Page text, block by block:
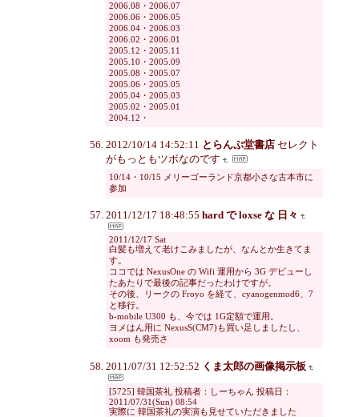
2006.08・2006.07
2006.06・2006.05
2006.04・2006.03
2006.02・2006.01
2005.12・2005.11
2005.10・2005.09
2005.08・2005.07
2005.06・2005.05
2005.04・2005.03
2005.02・2005.01
2004.12・
2012/10/14 14:52:11 とらんぷ堂書店 セレクト
がもっともツボなのです
10/14・10/15 メリーゴーランド京都小さな古本市に
参加
2011/12/17 18:48:55 hard で loxse な 日々
2011/12/17 Sat
白髪も増えて老けこみましたが、なんとか生きてま
す。
ココでは NexusOne の Wifi 運用から 3G デビューし
たあたりで最後の記事だったわけですが。
その後、リークの Froyo を経て、cyanogenmod6、7
と移行。
b-mobile U300 も、今では 1G定額で運用。
ヨメはん用に NexusS(CM7)も買い足しましたし、
xoom も発売さ
2011/07/31 12:52:52 くま太郎の画像掲示板
[5725] 韓国茶礼 投稿者：しーちゃん 投稿日：
2011/07/31(Sun) 08:54
実際に 韓国茶礼の実演も見せていただきました